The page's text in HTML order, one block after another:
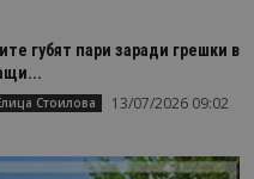
губят пари заради грешки в
Стоилова 13/07/2026 09:02